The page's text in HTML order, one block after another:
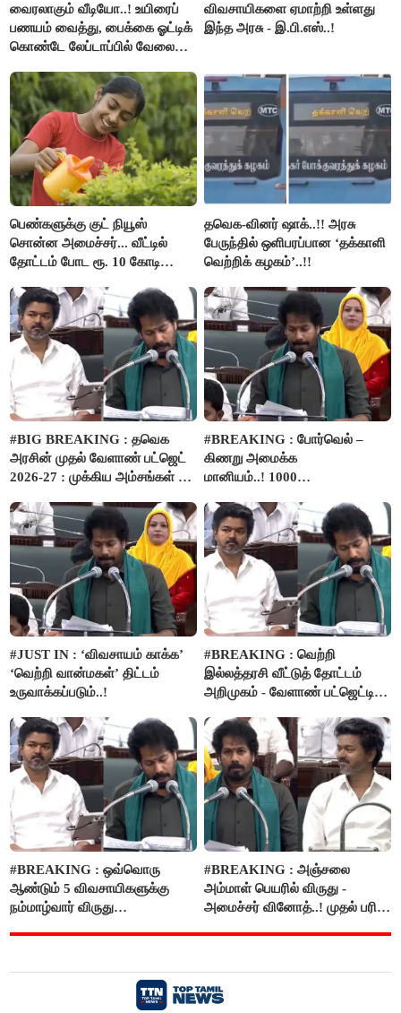
வைரலாகும் வீடியோ..! உயிரைப்
பணயம் வைத்து, பைக்கை ஓட்டிக்
கொண்டே லேப்டாப்பில் வேலை
விவசாயிகளை ஏமாற்றி உள்ளது
இந்த அரசு - இ.பி.எஸ்..!
பெண்களுக்கு குட் நியூஸ்
சொன்ன அமைச்சர்... வீட்டில்
தோட்டம் போட ரூ. 10 கோடி
தவெக-வினர் ஷாக்..!! அரசு
பேருந்தில் ஒளிபரப்பான ‘தக்காளி
வெற்றிக் கழகம்’..!!
#BIG BREAKING : தவெக
அரசின் முதல் வேளாண் பட்ஜெட்
2026-27 : முக்கிய அம்சங்கள் ஓர்
#BREAKING : போர்வெல் –
கிணறு அமைக்க
மானியம்..! 1000
பம்புசெட் வழங்கப்படும்..!
#JUST IN : ‘விவசாயம் காக்க’
‘வெற்றி வான்மகள்’ திட்டம்
உருவாக்கப்படும்..!
#BREAKING : வெற்றி
இல்லத்தரசி வீட்டுத் தோட்டம்
அறிமுகம் - வேளாண் பட்ஜெட்டில்
#BREAKING : ஒவ்வொரு
ஆண்டும் 5 விவசாயிகளுக்கு
நம்மாழ்வார் விருது
#BREAKING : அஞ்சலை
அம்மாள் பெயரில் விருது -
அமைச்சர் வினோத்..! முதல் பரிசு